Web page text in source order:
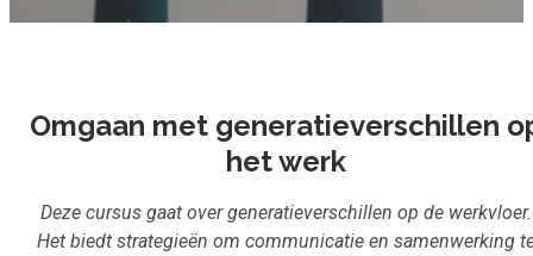
Omgaan met generatieverschillen
het werk
Deze cursus gaat over generatieverschillen op de werkvloer.
Het biedt strategieën om communicatie en samenwerking